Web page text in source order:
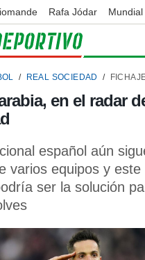
Rafa Jódar
REAL SOCIEDAD
en el radar
español aún
varios equipos y
ser la solución